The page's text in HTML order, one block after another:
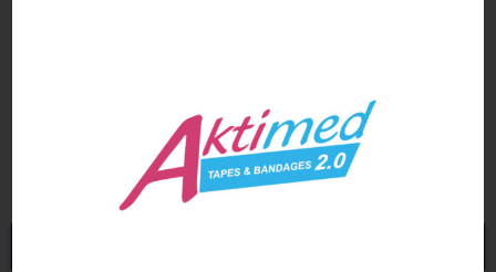

INSGESAMT: 10/10
(0 Bewertungen)